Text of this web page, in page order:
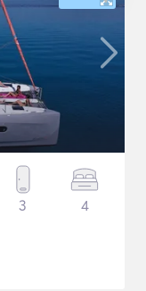
3 4